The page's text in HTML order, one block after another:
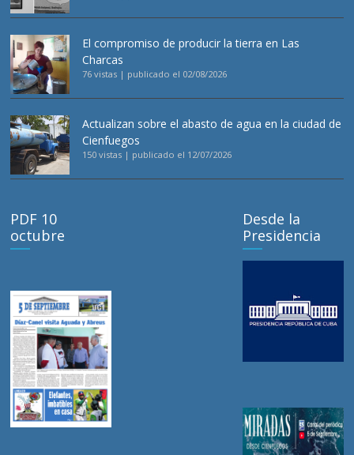
El compromiso de producir la tierra en Las
Charcas
76 vistas | publicado el 02/08/2026
Actualizan sobre el abasto de agua en la ciudad de
Cienfuegos
150 vistas | publicado el 12/07/2026
PDF 10
octubre
Desde la
Presidencia